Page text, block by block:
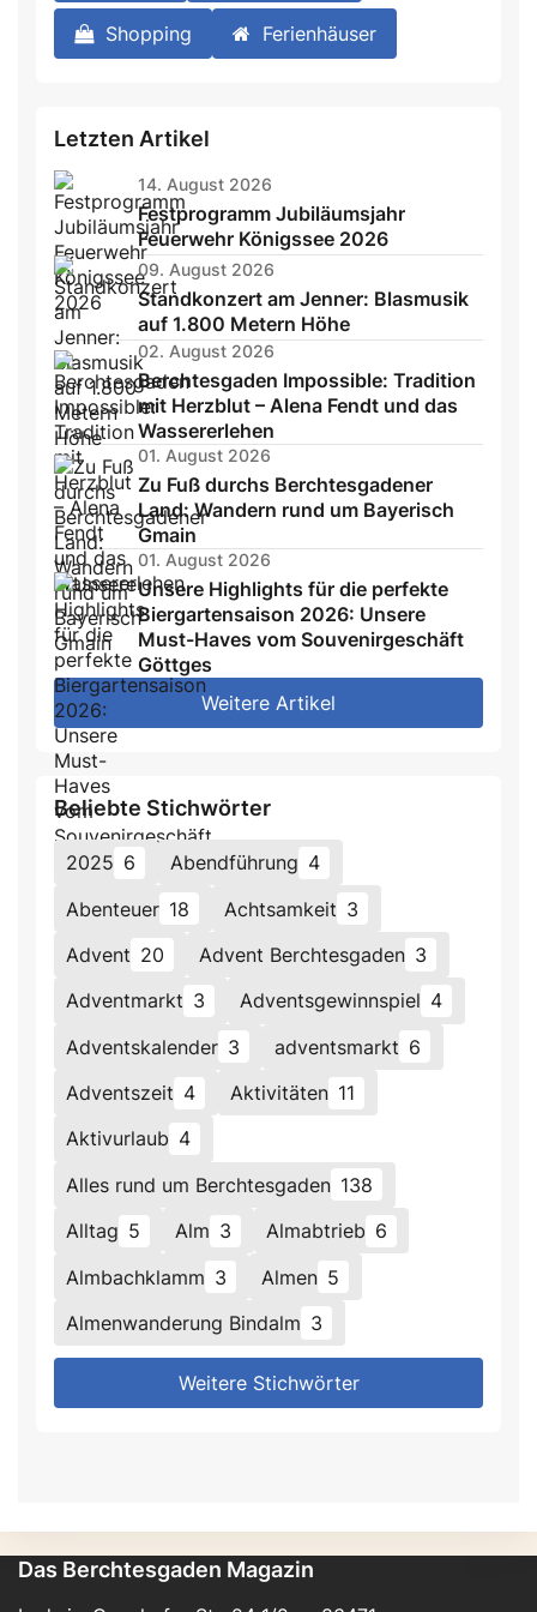
Shopping Ferienhäuser
Letzten Artikel
14. August 2026
Festprogramm Jubiläumsjahr
Feuerwehr Königssee 2026
09. August 2026
Standkonzert am Jenner: Blasmusik
auf 1.800 Metern Höhe
02. August 2026
Berchtesgaden Impossible: Tradition
mit Herzblut – Alena Fendt und das
Wassererlehen
01. August 2026
Zu Fuß durchs Berchtesgadener
Land: Wandern rund um Bayerisch
Gmain
01. August 2026
Unsere Highlights für die perfekte
Biergartensaison 2026: Unsere
Must-Haves vom Souvenirgeschäft
Göttges
Weitere Artikel
Beliebte Stichwörter
2025 6 Abendführung 4
Abenteuer 18 Achtsamkeit 3
Advent 20 Advent Berchtesgaden 3
Adventmarkt 3 Adventsgewinnspiel 4
Adventskalender 3 adventsmarkt 6
Adventszeit 4 Aktivitäten 11
Aktivurlaub 4
Alles rund um Berchtesgaden 138
Alltag 5 Alm 3 Almabtrieb 6
Almbachklamm 3 Almen 5
Almenwanderung Bindalm 3
Weitere Stichwörter
Das Berchtesgaden Magazin